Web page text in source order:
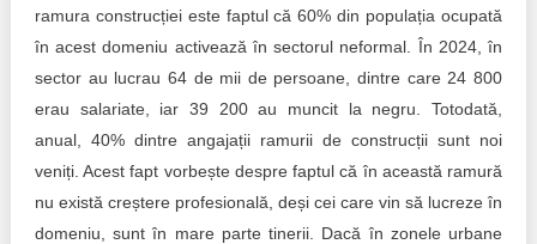
ramura construcției este faptul că 60% din populația ocupată
în acest domeniu activează în sectorul neformal. În 2024, în
sector au lucrau 64 de mii de persoane, dintre care 24 800
erau salariate, iar 39 200 au muncit la negru. Totodată,
anual, 40% dintre angajații ramurii de construcții sunt noi
veniți. Acest fapt vorbește despre faptul că în această ramură
nu există creștere profesională, deși cei care vin să lucreze în
domeniu, sunt în mare parte tinerii. Dacă în zonele urbane